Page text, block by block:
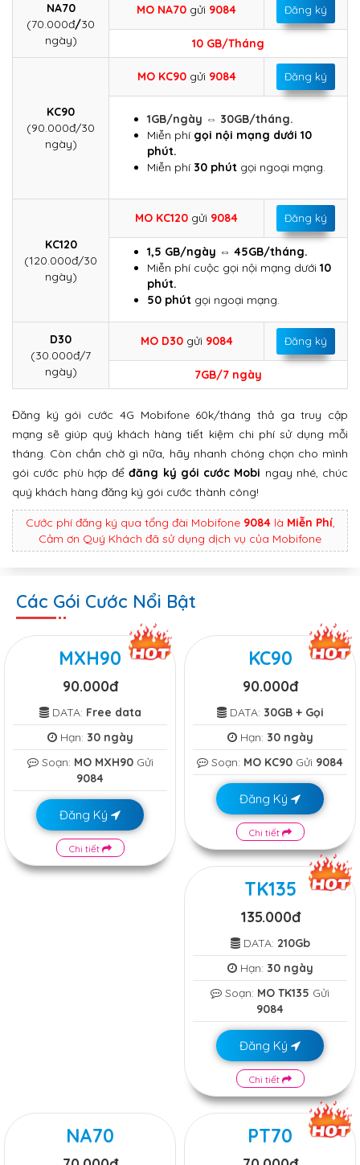
NA70
(70.000đ/30
ngày)
MO NA70 gửi 9084 Đăng ký
10 GB/Tháng
KC90
(90.000đ/30
ngày)
MO KC90gửi 9084 Đăng ký
1GB/ngày ⇔ 30GB/tháng.
Miễn phí gọi nội mạng dưới 10
phút.
Miễn phí 30 phút gọi ngoại mạng.
KC120
(120.000đ/30
ngày)
MO KC120 gửi 9084 Đăng ký
1,5 GB/ngày ⇔ 45GB/tháng.
Miễn phí cuộc gọi nội mạng dưới 10
phút.
50 phút gọi ngoại mạng.
D30
(30.000đ/7
ngày)
MO D30 gửi 9084 Đăng ký
7GB/7 ngày
Đăng ký gói cước 4G Mobifone 60k/tháng thả ga truy cập
mạng sẽ giúp quý khách hàng tiết kiệm chi phí sử dụng mỗi
tháng. Còn chần chờ gì nữa, hãy nhanh chóng chọn cho mình
gói cước phù hợp đểđăng ký gói cước Mobi ngay nhé, chúc
quý khách hàng đăng ký gói cước thành công!
Cước phí đăng ký qua tổng đài Mobifone 9084là Miễn Phí,
Cảm ơn Quý Khách đã sử dụng dịch vụ của Mobifone
Các Gói Cước Nổi Bật
MXH90
90.000đ
DATA: Free data
Hạn: 30 ngày
Soạn: MO MXH90Gửi
9084
Đăng Ký
Chi tiết
KC90
90.000đ
DATA: 30GB + Gọi
Hạn: 30 ngày
Soạn: MO KC90 Gửi 9084
Đăng Ký
Chi tiết
TK135
135.000đ
DATA: 210Gb
Hạn: 30 ngày
Soạn: MO TK135 Gửi
9084
Đăng Ký
Chi tiết
NA70 PT70